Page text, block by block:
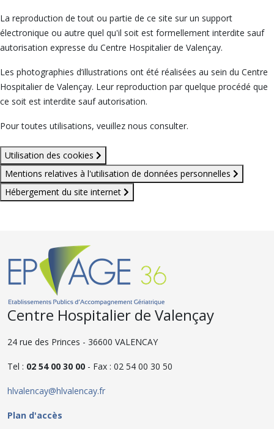
La reproduction de tout ou partie de ce site sur un support
électronique ou autre quel qu'il soit est formellement interdite sauf
autorisation expresse du Centre Hospitalier de Valençay.
Les photographies d’illustrations ont été réalisées au sein du Centre
Hospitalier de Valençay. Leur reproduction par quelque procédé que
ce soit est interdite sauf autorisation.
Pour toutes utilisations, veuillez nous consulter.
Utilisation des cookies
Mentions relatives à l'utilisation de données personnelles
Hébergement du site internet
Centre Hospitalier de Valençay
24 rue des Princes - 36600 VALENCAY
Tel : 02 54 00 30 00 - Fax : 02 54 00 30 50
hlvalencay@hlvalencay.fr
Plan d'accès